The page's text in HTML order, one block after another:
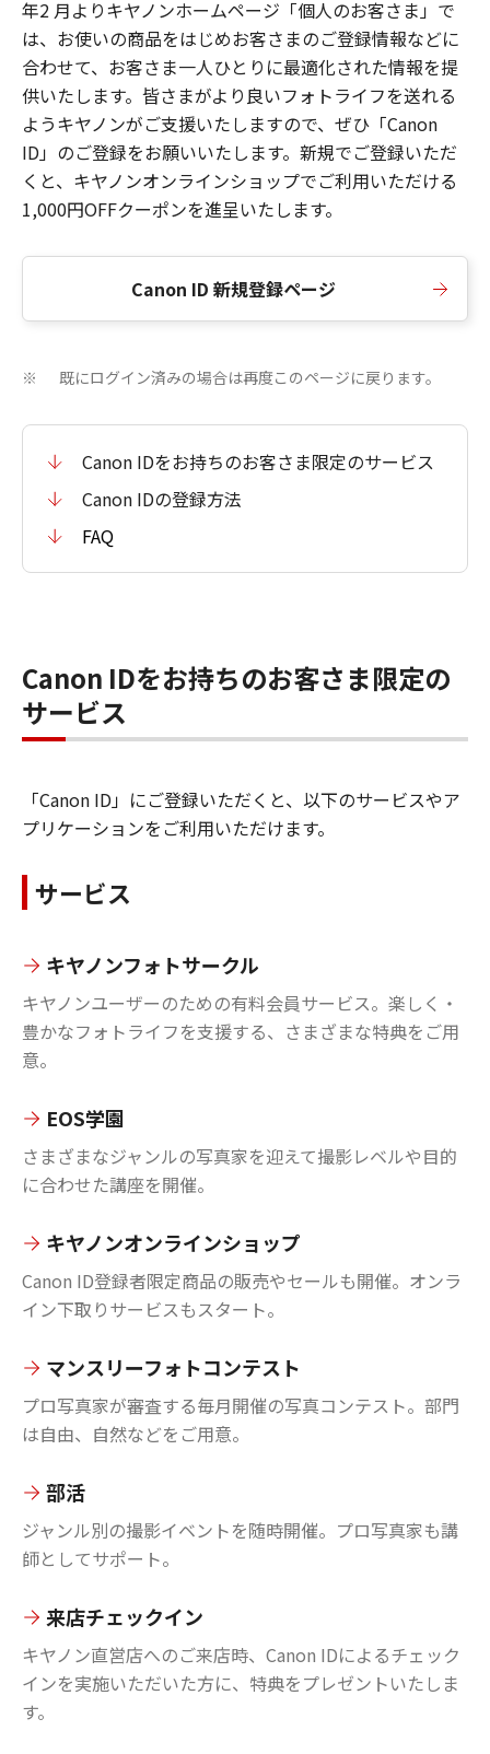
年2 月よりキヤノンホームページ「個人のお客さま」で
は、お使いの商品をはじめお客さまのご登録情報などに
合わせて、お客さま一人ひとりに最適化された情報を提
供いたします。皆さまがより良いフォトライフを送れる
ようキヤノンがご支援いたしますので、ぜひ「Canon
ID」のご登録をお願いいたします。新規でご登録いただ
くと、キヤノンオンラインショップでご利用いただける
1,000円OFFクーポンを進呈いたします。
Canon ID 新規登録ページ
※ 既にログイン済みの場合は再度このページに戻ります。
Canon IDをお持ちのお客さま限定のサービス
Canon IDの登録方法
FAQ
Canon IDをお持ちのお客さま限定の
サービス
「Canon ID」にご登録いただくと、以下のサービスやア
プリケーションをご利用いただけます。
サービス
キヤノンフォトサークル
キヤノンユーザーのための有料会員サービス。楽しく・
豊かなフォトライフを支援する、さまざまな特典をご用
意。
EOS学園
さまざまなジャンルの写真家を迎えて撮影レベルや目的
に合わせた講座を開催。
キヤノンオンラインショップ
Canon ID登録者限定商品の販売やセールも開催。オンラ
イン下取りサービスもスタート。
マンスリーフォトコンテスト
プロ写真家が審査する毎月開催の写真コンテスト。部門
は自由、自然などをご用意。
部活
ジャンル別の撮影イベントを随時開催。プロ写真家も講
師としてサポート。
来店チェックイン
キヤノン直営店へのご来店時、Canon IDによるチェック
インを実施いただいた方に、特典をプレゼントいたしま
す。